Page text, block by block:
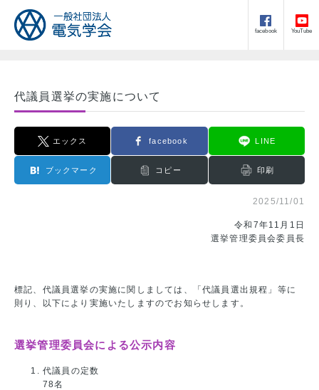
facebook YouTube
代議員選挙の実施について
エックス facebook LINE
ブックマーク コピー 印刷
2025/11/01
令和7年11月1日
選挙管理委員会委員長
標記、代議員選挙の実施に関しましては、「代議員選出規程」等に
則り、以下により実施いたしますのでお知らせします。
選挙管理委員会による公示内容
代議員の定数
78名